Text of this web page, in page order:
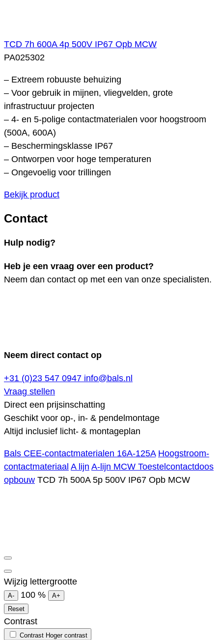
TCD 7h 600A 4p 500V IP67 Opb MCW
PA025302
– Extreem robuuste behuizing
– Voor gebruik in mijnen, vliegvelden, grote
infrastructuur projecten
– 4- en 5-polige contactmaterialen voor hoogstroom
(500A, 600A)
– Beschermingsklasse IP67
– Ontworpen voor hoge temperaturen
– Ongevoelig voor trillingen
Bekijk product
Contact
Hulp nodig?
Heb je een vraag over een product?
Neem dan contact op met een van onze specialisten.
Neem direct contact op
+31 (0)23 547 0947 info@bals.nl
Vraag stellen
Direct een prijsinschatting
Geschikt voor op-, in- & pendelmontage
Altijd inclusief licht- & montageplan
Bals CEE-contactmaterialen 16A-125A Hoogstroom-
contactmateriaal A lijn A-lijn MCW Toestelcontactdoos
opbouw TCD 7h 500A 5p 500V IP67 Opb MCW
Wijzig lettergrootte
A- 100 %
A+
Reset
Contrast
Contrast Hoger contrast